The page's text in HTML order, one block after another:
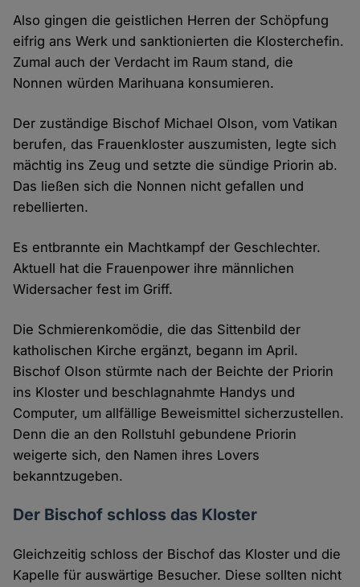
Also gingen die geistlichen Herren der Schöpfung
eifrig ans Werk und sanktionierten die Klosterchefin.
Zumal auch der Verdacht im Raum stand, die
Nonnen würden Marihuana konsumieren.
Der zuständige Bischof Michael Olson, vom Vatikan
berufen, das Frauenkloster auszumisten, legte sich
mächtig ins Zeug und setzte die sündige Priorin ab.
Das ließen sich die Nonnen nicht gefallen und
rebellierten.
Es entbrannte ein Machtkampf der Geschlechter.
Aktuell hat die Frauenpower ihre männlichen
Widersacher fest im Griff.
Die Schmierenkomödie, die das Sittenbild der
katholischen Kirche ergänzt, begann im April.
Bischof Olson stürmte nach der Beichte der Priorin
ins Kloster und beschlagnahmte Handys und
Computer, um allfällige Beweismittel sicherzustellen.
Denn die an den Rollstuhl gebundene Priorin
weigerte sich, den Namen ihres Lovers
bekanntzugeben.
Der Bischof schloss das Kloster
Gleichzeitig schloss der Bischof das Kloster und die
Kapelle für auswärtige Besucher. Diese sollten nicht